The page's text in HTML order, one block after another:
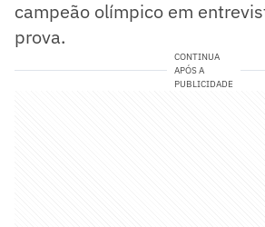
campeão olímpico em
prova.
CONTINUA
APÓS A
PUBLICIDADE